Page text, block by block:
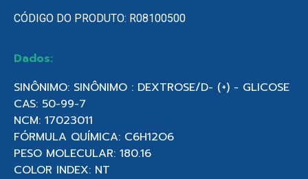
CÓDIGO DO PRODUTO: R08100500
Dados:
SINÔNIMO: SINÔNIMO : DEXTROSE/D- (+) - GLICOSE
CAS: 50-99-7
NCM: 17023011
FÓRMULA QUÍMICA: C6H12O6
PESO MOLECULAR: 180.16
COLOR INDEX: NT